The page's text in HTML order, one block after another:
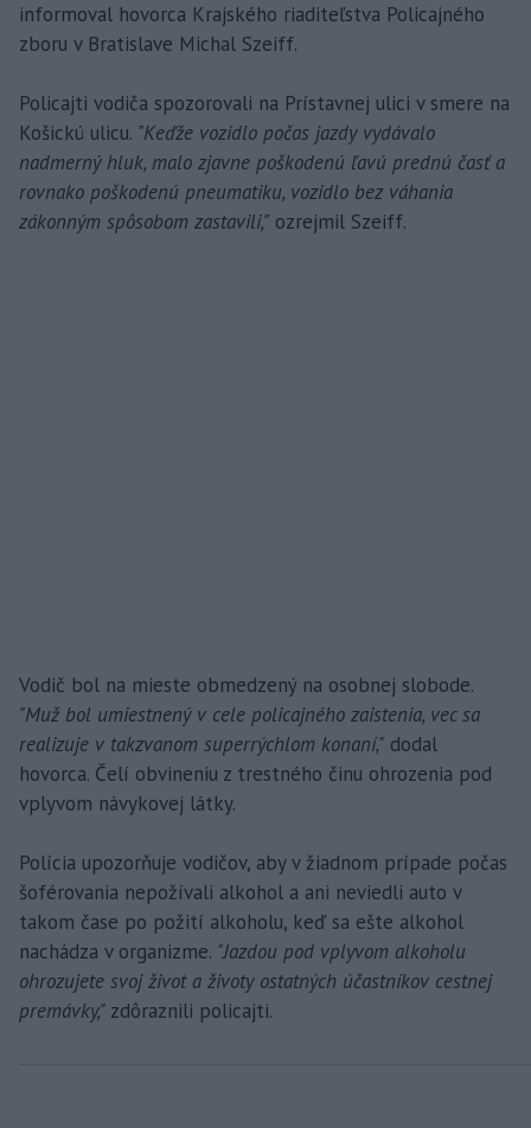
informoval hovorca Krajského riaditeľstva Policajného
zboru v Bratislave Michal Szeiff.
Policajti vodiča spozorovali na Prístavnej ulici v smere na
Košickú ulicu. "Keďže vozidlo počas jazdy vydávalo
nadmerný hluk, malo zjavne poškodenú ľavú prednú časť a
rovnako poškodenú pneumatiku, vozidlo bez váhania
zákonným spôsobom zastavili," ozrejmil Szeiff.
Vodič bol na mieste obmedzený na osobnej slobode.
"Muž bol umiestnený v cele policajného zaistenia, vec sa
realizuje v takzvanom superrýchlom konaní," dodal
hovorca. Čelí obvineniu z trestného činu ohrozenia pod
vplyvom návykovej látky.
Polícia upozorňuje vodičov, aby v žiadnom prípade počas
šoférovania nepožívali alkohol a ani neviedli auto v
takom čase po požití alkoholu, keď sa ešte alkohol
nachádza v organizme. "Jazdou pod vplyvom alkoholu
ohrozujete svoj život a životy ostatných účastníkov cestnej
premávky," zdôraznili policajti.